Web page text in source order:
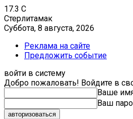
17.3 C
Стерлитамак
Суббота, 8 августа, 2026
Реклама на сайте
Предложить событие
войти в систему
Добро пожаловать! Войдите в
Ваше
Ваш